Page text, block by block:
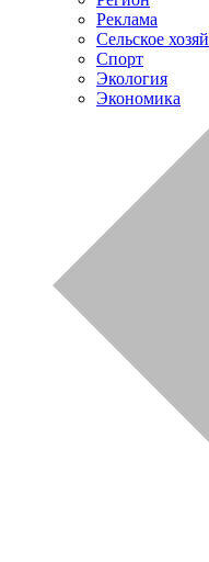
Реклама
Сельское
Спорт
Экология
Экономика